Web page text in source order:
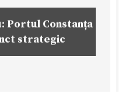
Portul Constanța
strategic